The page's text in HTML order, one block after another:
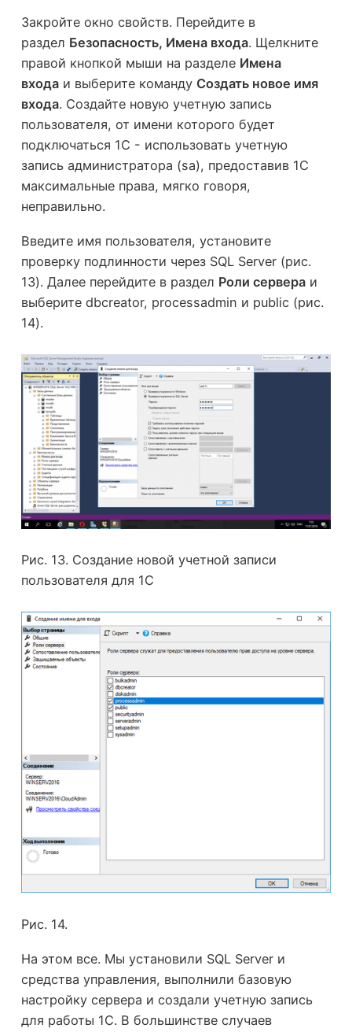
Закройте окно свойств. Перейдите в
раздел Безопасность, Имена входа. Щелкните
правой кнопкой мыши на разделе Имена
входаи выберите команду Создать новое имя
входа. Создайте новую учетную запись
пользователя, от имени которого будет
подключаться 1С - использовать учетную
запись администратора (sa), предоставив 1С
максимальные права, мягко говоря,
неправильно.
Введите имя пользователя, установите
проверку подлинности через SQL Server (рис.
13). Далее перейдите в раздел Роли сервераи
выберите dbcreator, processadmin и public (рис.
14).
Рис. 13. Создание новой учетной записи
пользователя для 1С
Рис. 14.
На этом все. Мы установили SQL Server и
средства управления, выполнили базовую
настройку сервера и создали учетную запись
для работы 1С. В большинстве случаев